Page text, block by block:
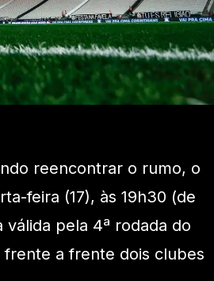
reencontrar o rumo, o
feira (17), às 19h30 (de
válida pela 4ª rodada do
a frente dois clubes